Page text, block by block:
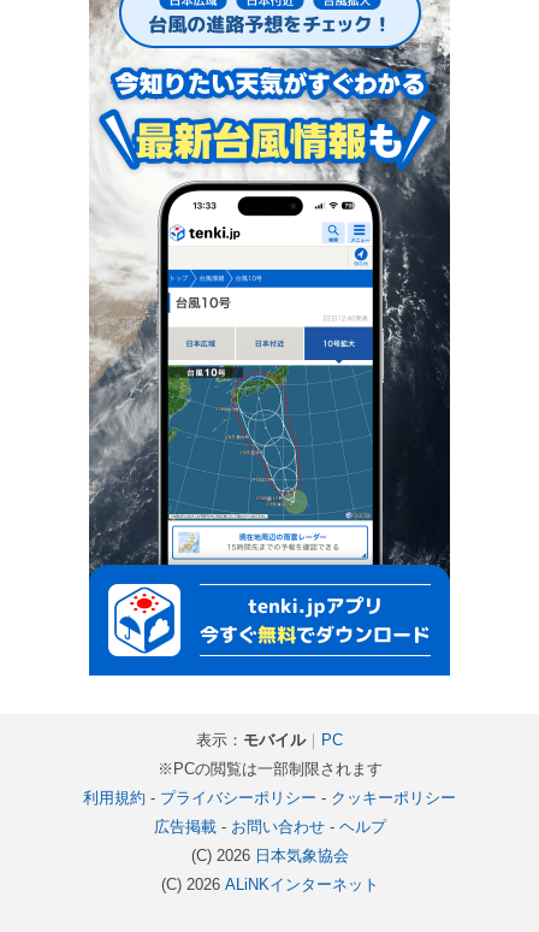
表示： モバイル｜ PC
※PCの閲覧は一部制限されます
利用規約 - プライバシーポリシー - クッキーポリシー
広告掲載- お問い合わせ- ヘルプ
(C) 2026 日本気象協会
(C) 2026 ALiNKインターネット